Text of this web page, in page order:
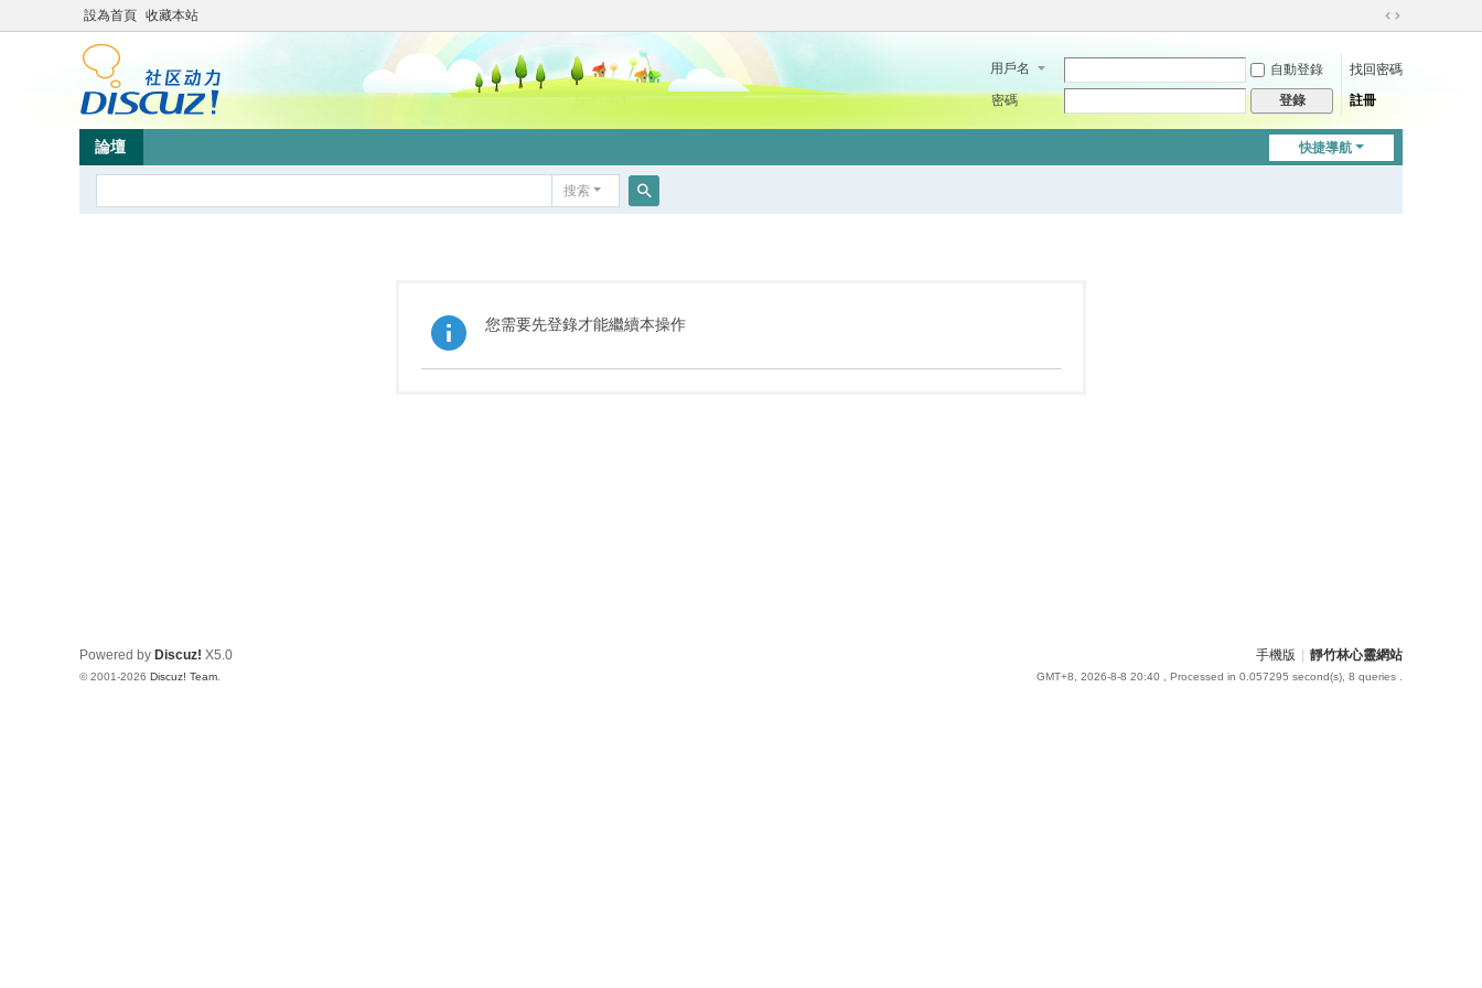
設為首頁 收藏本站
切
到
用戶名 自動登錄
找回密碼
密碼
登錄 註冊
快捷導航
論壇
搜索
您需要先登錄才能繼續本操作
手機版 靜竹林心靈網站
GMT+8, 2026-8-8 20:40 , Processed in 0.057295 second(s), 8 queries .
Powered by Discuz! X5.0
© 2001-2026 Discuz! Team